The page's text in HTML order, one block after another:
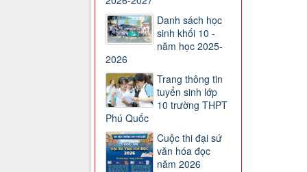
Danh sách học
sinh khối 10 -
năm học 2025-
2026
Trang thông tin
tuyển sinh lớp
10 trường THPT
Phú Quốc
Cuộc thi đại sứ
văn hóa đọc
năm 2026